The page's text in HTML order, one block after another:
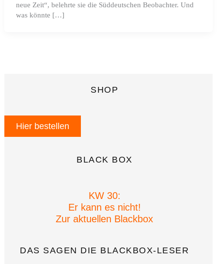
neue Zeit“, belehrte sie die Süddeutschen Beobachter. Und
was könnte […]
SHOP
Hier bestellen
BLACK BOX
KW 30:
Er kann es nicht!
Zur aktuellen Blackbox
DAS SAGEN DIE BLACKBOX-LESER